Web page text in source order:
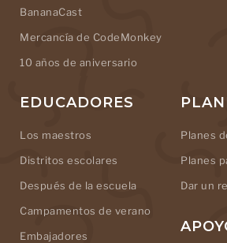
BananaCast
Mercancía de CodeMonkey
10 años de aniversario
EDUCADORES
Los maestros
Distritos escolares
Después de la escuela
Campamentos de verano
Embajadores
Planes
Planes
Dar un